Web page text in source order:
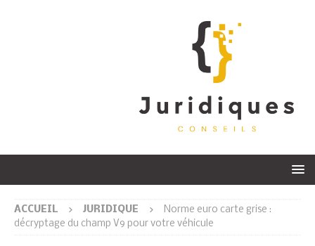
ACCUEIL JURIDIQUE
Norme euro carte grise :
décryptage du champ V9 pour votre véhicule